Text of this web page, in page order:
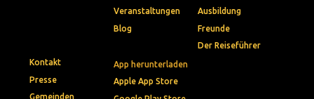
App herunterladen
Apple App Store
Veranstaltungen
Blog
Ausbildung
Freunde
Der Reiseführer
Kontakt
Presse
Gemeinden